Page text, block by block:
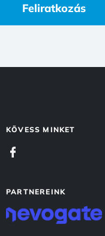
Feliratkozás
KÖVESS MINKET
PARTNEREINK